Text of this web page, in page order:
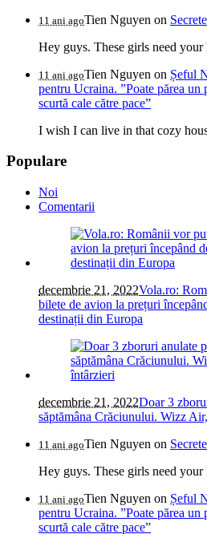
11 ani agoTien Nguyen on
Hey guys. These girls need
11 ani agoTien Nguyen on Șeful
pentru Ucraina. ”Poate părea un
scurtă cale către pace”
I wish I can live in that cozy
Populare
Noi
Comentarii
decembrie 21, 2022Vola.ro:
bilete de avion la prețuri
destinații din Europa
decembrie 21, 2022Doar 3
săptămâna Crăciunului. Wizz
11 ani agoTien Nguyen on
Hey guys. These girls need
11 ani agoTien Nguyen on Șeful
pentru Ucraina. ”Poate părea un
scurtă cale către pace”